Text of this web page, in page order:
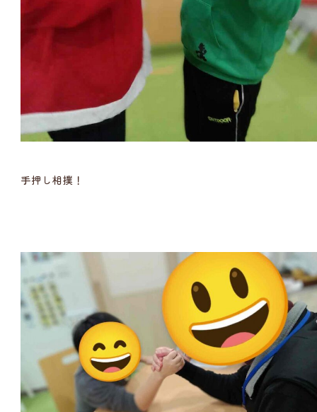
手押し相撲！